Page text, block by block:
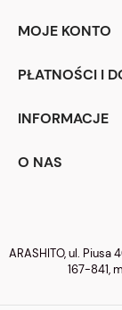
MOJE KONTO
PŁATNOŚCI I
INFORMACJE
O NAS
ARASHITO, ul.
167-841,